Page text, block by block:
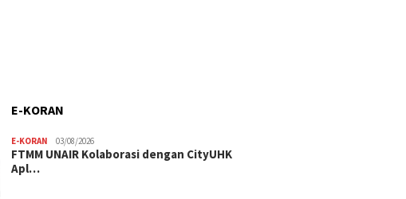
E-KORAN
E-KORAN 03/08/2026
FTMM UNAIR Kolaborasi dengan CityUHK
Apl…